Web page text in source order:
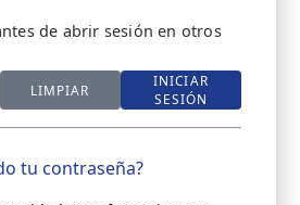
de abrir sesión en otros
LIMPIAR
INICIAR
SESIÓN
tu contraseña?